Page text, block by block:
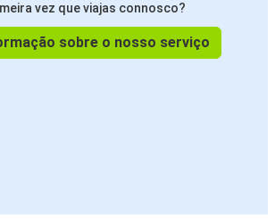
vez que viajas connosco?
sobre o nosso serviço